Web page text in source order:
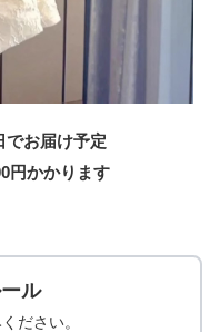
でお届け予定
円かかります
ル
ださい。